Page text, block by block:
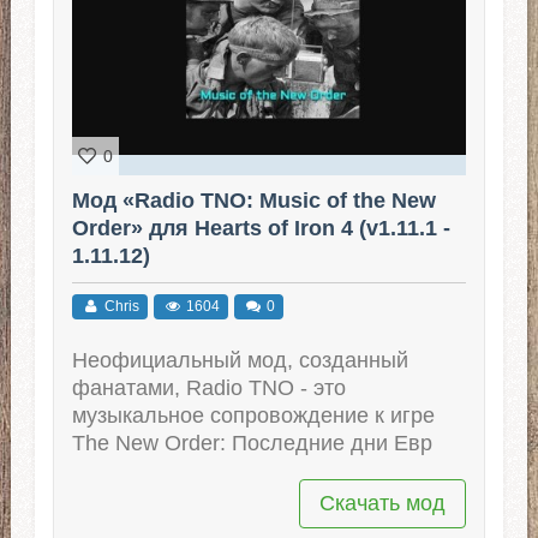
0
Мод «Radio TNO: Music of the New
Order» для Hearts of Iron 4 (v1.11.1 -
1.11.12)
Chris 1604 0
Неофициальный мод, созданный
фанатами, Radio TNO - это
музыкальное сопровождение к игре
The New Order: Последние дни Евр
Скачать мод